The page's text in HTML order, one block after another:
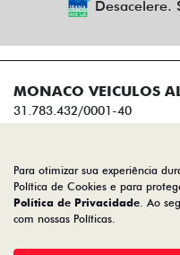
Desacelere.
MONACO VEICULOS
31.783.432/0001-40
Desenvolvido pela
Para otimizar sua experiência
Política de Cookies e para
Política de Privacidade. Ao
com nossas Políticas.